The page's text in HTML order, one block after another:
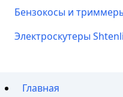
Бензокосы и
Электроскутеры
Главная